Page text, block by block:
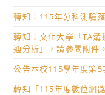
轉知：115年分科測驗
轉知：文化大學「TA
通分析」，請參閱附件。
公告本校115學年度第
轉知「115年度數位網